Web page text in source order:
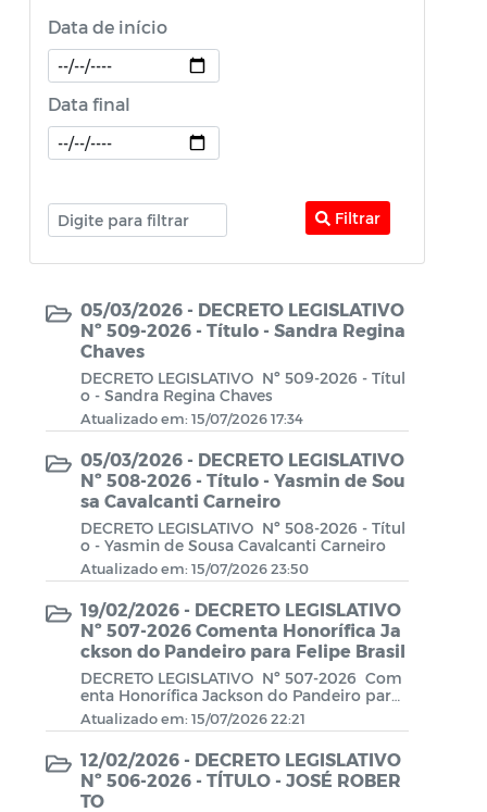
Pedido de Providências
Resoluções
Pareceres das Comissões
LDO - Lei de Diretrizes Orçamentárias
LOA - Lei Orçamentária Anual
RREO - Relatório Resumido da
Execução Orçamentária
RGF - Relatório da Gestão Fiscal
PCA - Prestação de Contas Anual
Atos Normativos
Constituição Federal
Data de início
Data final
Filtrar
05/03/2026 - DECRETO LEGISLATIVO
Nº 509-2026 - Título - Sandra Regina
Chaves
DECRETO LEGISLATIVO Nº 509-2026 - Títul
o - Sandra Regina Chaves
Atualizado em: 15/07/2026 17:34
05/03/2026 - DECRETO LEGISLATIVO
Nº 508-2026 - Título - Yasmin de Sou
sa Cavalcanti Carneiro
DECRETO LEGISLATIVO Nº 508-2026 - Títul
o - Yasmin de Sousa Cavalcanti Carneiro
Atualizado em: 15/07/2026 23:50
19/02/2026 - DECRETO LEGISLATIVO
Nº 507-2026 Comenta Honorífica Ja
ckson do Pandeiro para Felipe Brasil
DECRETO LEGISLATIVO Nº 507-2026 Com
enta Honorífica Jackson do Pandeiro para
Felipe Brasil
Atualizado em: 15/07/2026 22:21
12/02/2026 - DECRETO LEGISLATIVO
Nº 506-2026 - TÍTULO - JOSÉ ROBER
TO